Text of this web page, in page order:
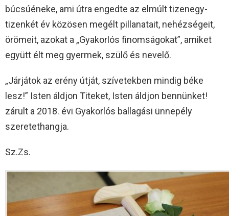
búcsúéneke, ami útra engedte az elmúlt tizenegy-
tizenkét év közösen megélt pillanatait, nehézségeit,
örömeit, azokat a „Gyakorlós finomságokat”, amiket
együtt élt meg gyermek, szülő és nevelő.
„Járjátok az erény útját, szívetekben mindig béke
lesz!” Isten áldjon Titeket, Isten áldjon bennünket!
zárult a 2018. évi Gyakorlós ballagási ünnepély
szeretethangja.
Sz.Zs.